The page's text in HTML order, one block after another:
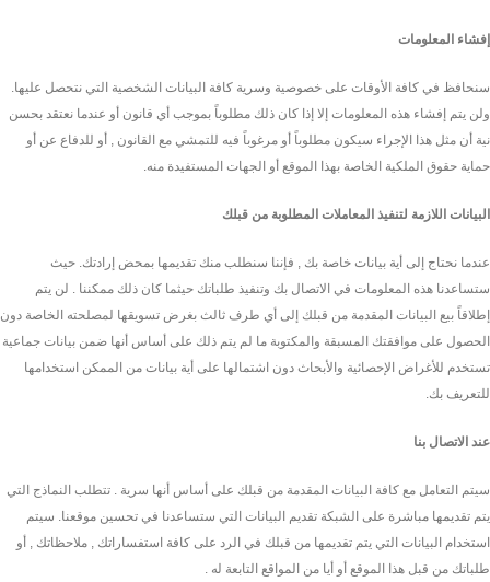
إفشاء المعلومات
سنحافظ في كافة الأوقات على خصوصية وسرية كافة البيانات الشخصية التي نتحصل عليها.
ولن يتم إفشاء هذه المعلومات إلا إذا كان ذلك مطلوباً بموجب أي قانون أو عندما نعتقد بحسن
نية أن مثل هذا الإجراء سيكون مطلوباً أو مرغوباً فيه للتمشي مع القانون , أو للدفاع عن أو
حماية حقوق الملكية الخاصة بهذا الموقع أو الجهات المستفيدة منه.
البيانات اللازمة لتنفيذ المعاملات المطلوبة من قبلك
عندما نحتاج إلى أية بيانات خاصة بك , فإننا سنطلب منك تقديمها بمحض إرادتك. حيث
ستساعدنا هذه المعلومات في الاتصال بك وتنفيذ طلباتك حيثما كان ذلك ممكننا . لن يتم
إطلاقاً بيع البيانات المقدمة من قبلك إلى أي طرف ثالث بغرض تسويقها لمصلحته الخاصة دون
الحصول على موافقتك المسبقة والمكتوبة ما لم يتم ذلك على أساس أنها ضمن بيانات جماعية
تستخدم للأغراض الإحصائية والأبحاث دون اشتمالها على أية بيانات من الممكن استخدامها
للتعريف بك.
عند الاتصال بنا
سيتم التعامل مع كافة البيانات المقدمة من قبلك على أساس أنها سرية . تتطلب النماذج التي
يتم تقديمها مباشرة على الشبكة تقديم البيانات التي ستساعدنا في تحسين موقعنا. سيتم
استخدام البيانات التي يتم تقديمها من قبلك في الرد على كافة استفساراتك , ملاحظاتك , أو
طلباتك من قبل هذا الموقع أو أيا من المواقع التابعة له .